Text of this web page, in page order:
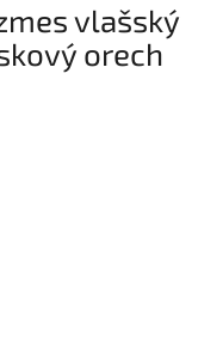
vlašský
orech